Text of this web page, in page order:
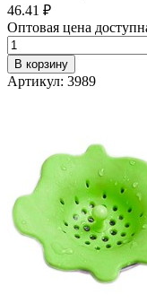
46.41 ₽
Оптовая цена
В корзину
Артикул: 3989